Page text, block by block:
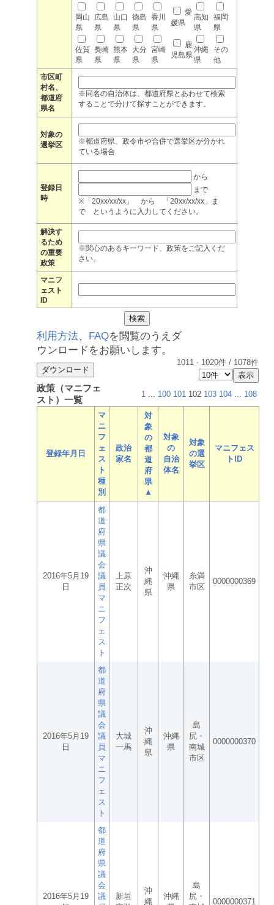
岡山
県
広島
県
山口
県
徳島
県
香川
県
愛
媛県
高知
県
福岡
県
佐賀
県
長崎
県
熊本
県
大分
県
宮崎
県
鹿
児島県
沖縄
県
その
他
市区町
村名、
都道府
県名
※同名の自治体は、都道府県とあわせて検索
することで分けて探すことができます。
対象の
選挙区
※都道府県、政令市や合併で選挙区が分かれ
ている場合
登録日
時
から
まで
※「20xx/xx/xx」 から 「20xx/xx/xx」ま
で というように入力してください。
解決す
るため
の重要
政策
※関心のあるキーワード、政策をご記入くだ
さい。
マニフ
ェスト
ID
利用方法、 FAQを閲覧のうえダ
ウンロードをお願いします。
1011 - 1020件 / 1078件
政策（マニフェ
スト）一覧
1 ... 100 101 102 103 104 ... 108
登録年月日
マ
ニ
フ
ェ
ス
ト
種
別
政治
家名
対
象
の
都
道
府
県
▲
対象
の
自治
体名
対象
の選
挙区
マニフェス
トID
2016年5月19
日
都
道
府
県
議
会
議
員
マ
ニ
フ
ェ
ス
ト
上原
正次
沖
縄
県
沖縄
県
糸満
市区
0000000369
2016年5月19
日
都
道
府
県
議
会
議
員
マ
ニ
フ
ェ
ス
ト
大城
一馬
沖
縄
県
沖縄
県
島
尻・
南城
市区
0000000370
2016年5月19
都
道
府
県
議
会
議
新垣
沖
縄
沖縄
島
尻・
0000000371